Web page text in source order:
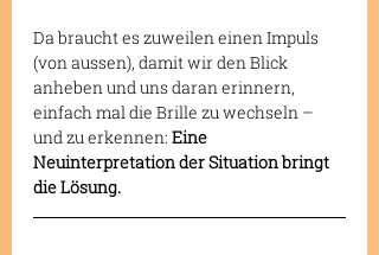
Da braucht es zuweilen einen Impuls
(von aussen), damit wir den Blick
anheben und uns daran erinnern,
einfach mal die Brille zu wechseln –
und zu erkennen: Eine
Neuinterpretation der Situation bringt
die Lösung.